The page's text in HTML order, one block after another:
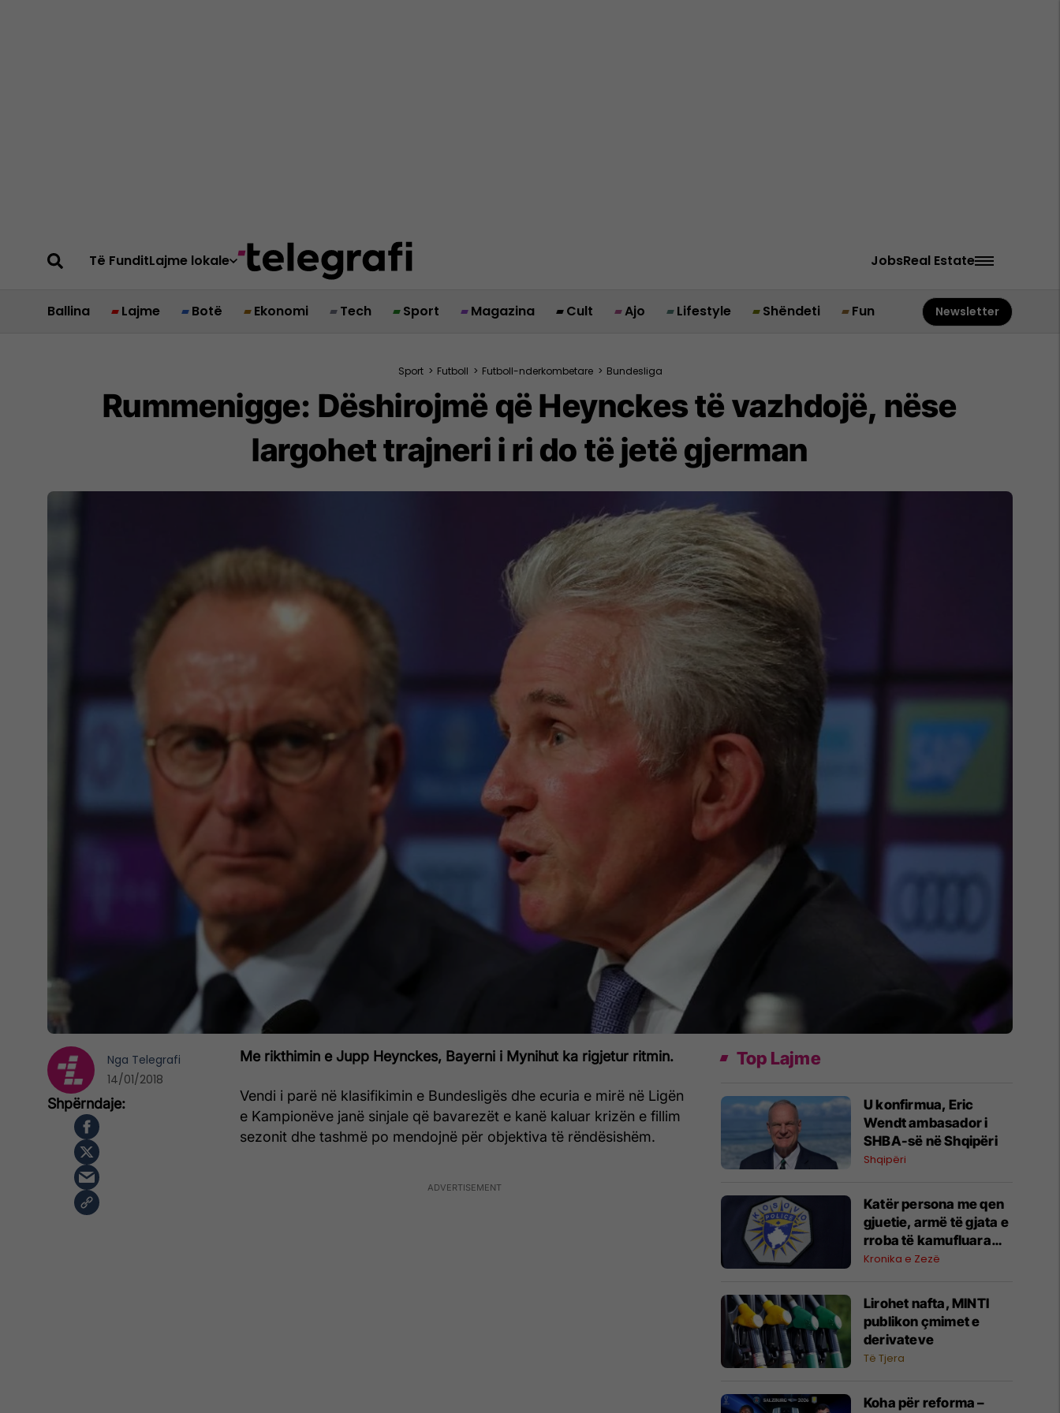
Të FunditLajme lokale JobsReal Estate
Ballina Lajme Botë Ekonomi Tech Sport Magazina Cult Ajo Lifestyle Shëndeti Fun Newsletter
Sport > Futboll > Futboll-nderkombetare > Bundesliga
Rummenigge: Dëshirojmë që Heynckes të vazhdojë, nëse
largohet trajneri i ri do të jetë gjerman
Me rikthimin e Jupp Heynckes, Bayerni i Mynihut ka rigjetur ritmin.
Vendi i parë në klasifikimin e Bundesligës dhe ecuria e mirë në Ligën
e Kampionëve janë sinjale që bavarezët e kanë kaluar krizën e fillim
sezonit dhe tashmë po mendojnë për objektiva të rëndësishëm.
Nga Telegrafi
14/01/2018
Top Lajme
U konfirmua, Eric
Wendt ambasador i
SHBA-së në Shqipëri
Shqipëri
Katër persona me qen
gjuetie, armë të gjata e
rroba të kamufluara
janë vërejtur në Shkrel
rasti për kalim ilegal të
kufirit
Kronika e Zezë
Lirohet nafta, MINTI
publikon çmimet e
derivateve
Të Tjera
Koha për reforma –